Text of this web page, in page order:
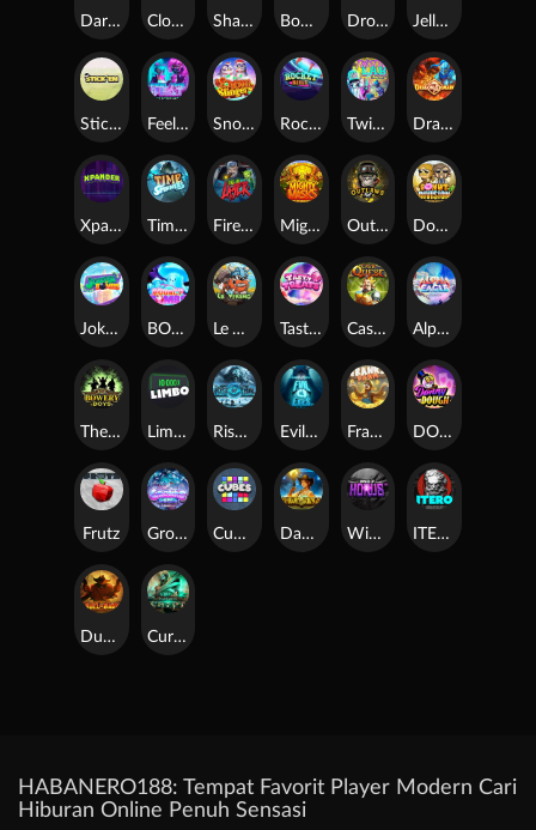
Dark Summoning Cloud Princess Shaolin Master Book of Time Drop'em Jelly Slice
Stick'em Feel The Beat Snow Slingers Rocket Reels Twisted Lab Dragon’s Domain
Xpander Time Spinners Fire My Laser Mighty Masks Outlasw Inc Donut Division
Joker Bombs BOUNCY BOMBS Le Viking Tasty Treats Cash Quest Alpha Eagle
The Bowery Boys Limbo Rise of Ymir Evil Eyes Frank's Farm DONNY DOUGH
Frutz Gronk's Gems Cubes Dawn of Kings Wings of Horus ITERO
Duel at Dawn Cursed Crypt
HABANERO188: Tempat Favorit Player Modern Cari
Hiburan Online Penuh Sensasi